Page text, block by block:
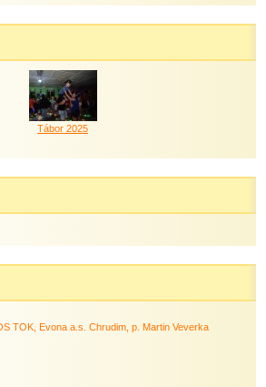
Tábor 2025
TOK, Evona a.s. Chrudim, p. Martin Veverka